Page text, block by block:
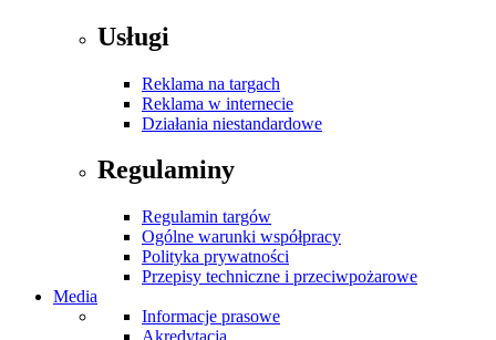
Usługi
Reklama na targach
Reklama w internecie
Działania niestandardowe
Regulaminy
Regulamin targów
Ogólne warunki współpracy
Polityka prywatności
Przepisy techniczne i przeciwpożarowe
Media
Informacje prasowe